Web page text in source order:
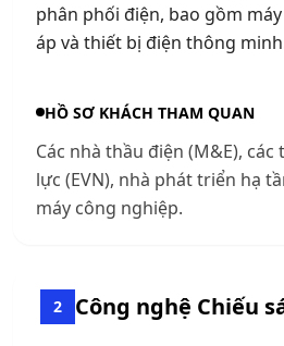
phân phối điện, bao gồm
áp và thiết bị điện thông
HỒ SƠ KHÁCH THAM QUAN
Các nhà thầu điện (M&E),
lực (EVN), nhà phát triển hạ
máy công nghiệp.
2 Công nghệ Chiếu